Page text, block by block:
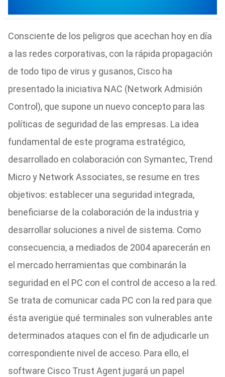
Consciente de los peligros que acechan hoy en día
a las redes corporativas, con la rápida propagación
de todo tipo de virus y gusanos, Cisco ha
presentado la iniciativa NAC (Network Admisión
Control), que supone un nuevo concepto para las
políticas de seguridad de las empresas. La idea
fundamental de este programa estratégico,
desarrollado en colaboración con Symantec, Trend
Micro y Network Associates, se resume en tres
objetivos: establecer una seguridad integrada,
beneficiarse de la colaboración de la industria y
desarrollar soluciones a nivel de sistema. Como
consecuencia, a mediados de 2004 aparecerán en
el mercado herramientas que combinarán la
seguridad en el PC con el control de acceso a la red.
Se trata de comunicar cada PC con la red para que
ésta averigüe qué terminales son vulnerables ante
determinados ataques con el fin de adjudicarle un
correspondiente nivel de acceso. Para ello, el
software Cisco Trust Agent jugará un papel